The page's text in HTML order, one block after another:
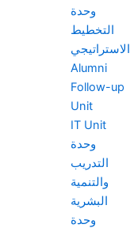
وحدة
التخطيط
الاستراتيجي
Alumni
Follow-up
Unit
IT Unit
وحدة
التدريب
والتنمية
البشرية
وحدة